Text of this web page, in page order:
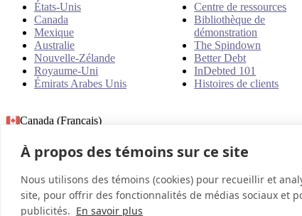
États-Unis
Canada
Mexique
Australie
Nouvelle-Zélande
Royaume-Uni
Émirats Arabes Unis
Centre de ressources
Bibliothèque de
démonstration
The Spindown
Better Debt
InDebted 101
Histoires de clients
Canada (Français)
© 2026 InDebted Holdings Pty Ltd
À propos des témoins sur ce site
Nous utilisons des témoins (cookies) pour recueillir et
site, pour offrir des fonctionnalités de médias sociaux et
publicités. En savoir plus